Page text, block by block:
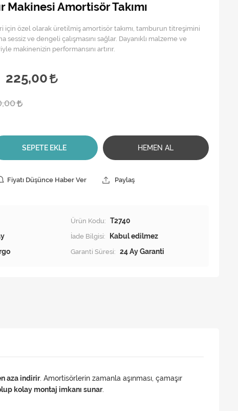
Makinesi Amortisör Takımı
için özel olarak üretilmiş amortisör takımı, tamburun titreşimini
sessiz ve dengeli çalışmasını sağlar. Dayanıklı malzeme ve
makinenizin performansını artırır.
225,00
SEPETE EKLE HEMEN AL
Fiyatı Düşünce Haber Ver Paylaş
Ürün Kodu: T2740
İade Bilgisi:
Garanti Süresi: 24 Ay Garanti
aza indirir. Amortisörlerin zamanla aşınması, çamaşır
kolay montaj imkanı sunar.